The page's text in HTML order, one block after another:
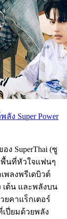
ลัง Super Power
ง SuperThai (ซู
นที่หัวใจแฟนๆ
พลงพรีเดบิวต์
เต้น และพลังบน
ยคาแร็กเตอร์
ปี่ยมด้วยพลัง